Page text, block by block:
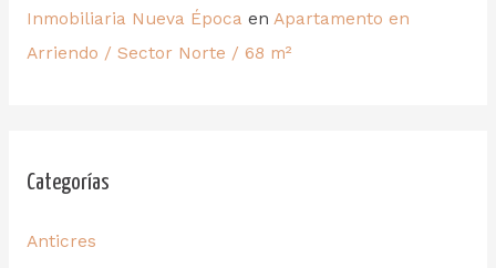
Inmobiliaria Nueva Época en Apartamento en
Arriendo / Sector Norte / 68 m²
Categorías
Anticres